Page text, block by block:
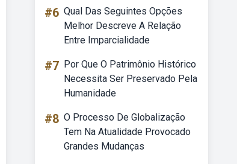
#6 Qual Das Seguintes Opções
Melhor Descreve A Relação
Entre Imparcialidade
#7 Por Que O Patrimônio Histórico
Necessita Ser Preservado Pela
Humanidade
#8 O Processo De Globalização
Tem Na Atualidade Provocado
Grandes Mudanças